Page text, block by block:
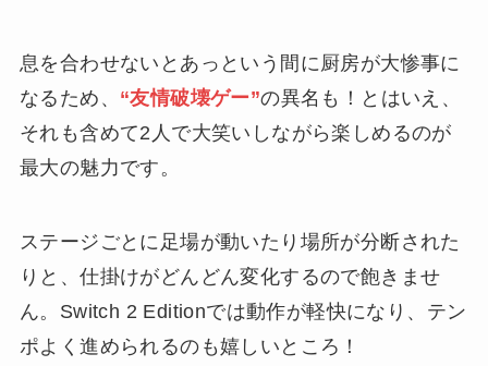
息を合わせないとあっという間に厨房が大惨事に
なるため、 “友情破壊ゲー”の異名も！とはいえ、
それも含めて2人で大笑いしながら楽しめるのが
最大の魅力です。
ステージごとに足場が動いたり場所が分断された
りと、仕掛けがどんどん変化するので飽きませ
ん。Switch 2 Editionでは動作が軽快になり、テン
ポよく進められるのも嬉しいところ！